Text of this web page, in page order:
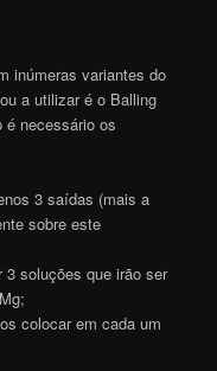
inúmeras variantes do
a utilizar é o Balling
é necessário os
3 saídas (mais a
sobre este
soluções que irão ser
colocar em cada um